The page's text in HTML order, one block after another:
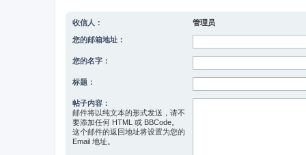
收信人： 管理员
您的邮箱地址：
您的名字：
标题：
帖子内容：
邮件将以纯文本的形式发送，请不
要添加任何 HTML 或 BBCode。
这个邮件的返回地址将设置为您的
Email 地址。